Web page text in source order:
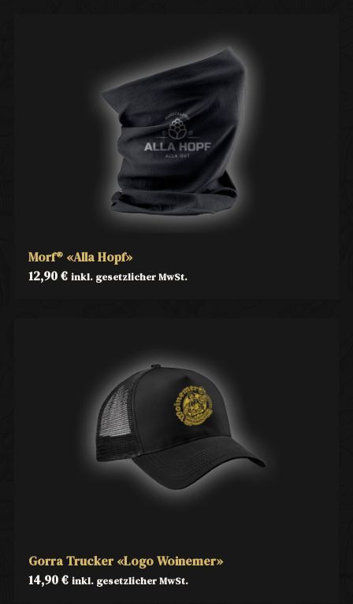
Morf® «Alla Hopf»
12,90€ inkl. gesetzlicher MwSt.
Gorra Trucker «Logo Woinemer»
14,90€ inkl. gesetzlicher MwSt.